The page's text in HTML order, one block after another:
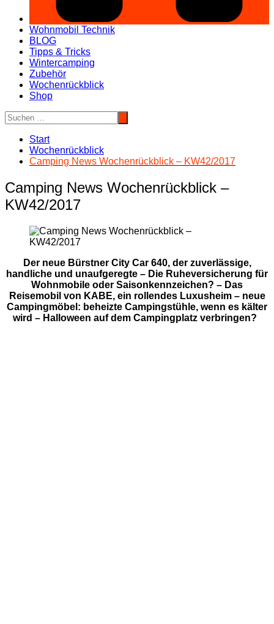
Wohnmobil Technik
BLOG
Tipps & Tricks
Wintercamping
Zubehör
Wochenrückblick
Shop
Start
Wochenrückblick
Camping News Wochenrückblick – KW42/2017
Camping News Wochenrückblick –
KW42/2017
Der neue Bürstner City Car 640, der zuverlässige,
handliche und unaufgeregte – Die Ruheversicherung für
Wohnmobile oder Saisonkennzeichen? – Das
Reisemobil von KABE, ein rollendes Luxusheim – neue
Campingmöbel: beheizte Campingstühle, wenn es kälter
wird – Halloween auf dem Campingplatz verbringen?